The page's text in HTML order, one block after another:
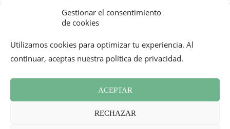
Gestionar el consentimiento
de cookies
Utilizamos cookies para optimizar tu experiencia. Al
continuar, aceptas nuestra política de privacidad.
ACEPTAR
RECHAZAR
Boletín informativo
Política de cookies (UE)